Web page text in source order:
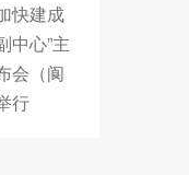
快建成
中心”主
会（阆
行